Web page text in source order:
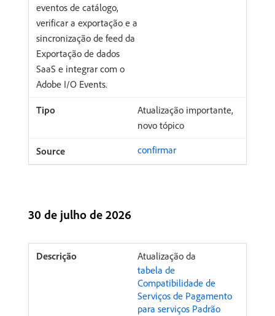
eventos de catálogo,
verificar a exportação e a
sincronização de feed da
Exportação de dados
SaaS e integrar com o
Adobe I/O Events.
Atualização importante,
novo tópico
confirmar
30 de julho de 2026
Atualização da
tabela de
Compatibilidade de
Serviços de Pagamento
para serviços Padrão